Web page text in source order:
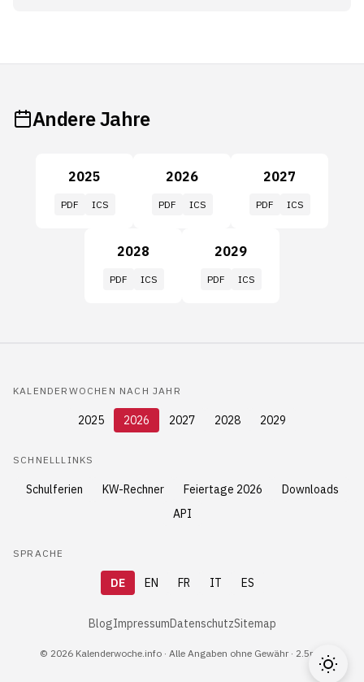
Andere Jahre
2025
PDF ICS
2026
PDF ICS
2027
PDF ICS
2028
PDF ICS
2029
PDF ICS
KALENDERWOCHEN NACH JAHR
2025 2026 2027 2028 2029
SCHNELLLINKS
Schulferien KW-Rechner Feiertage 2026
Downloads
API
SPRACHE
DE EN FR IT ES
BlogImpressumDatenschutzSitemap
© 2026 Kalenderwoche.info · Alle Angaben ohne Gewähr · 2.5ms